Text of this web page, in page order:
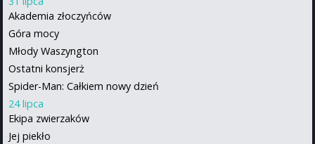
Akademia złoczyńców
Góra mocy
Młody Waszyngton
Ostatni konsjerż
Spider-Man: Całkiem nowy dzień
24 lipca
Ekipa zwierzaków
Jej piekło